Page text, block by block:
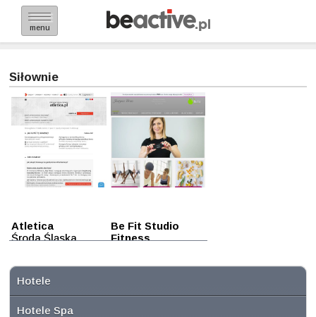
menu
Siłownie
Atletica
Środa Śląska
Be Fit Studio
Fitness
Hotele
Hotele Spa